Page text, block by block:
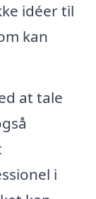
idéer til
kan
at tale
i